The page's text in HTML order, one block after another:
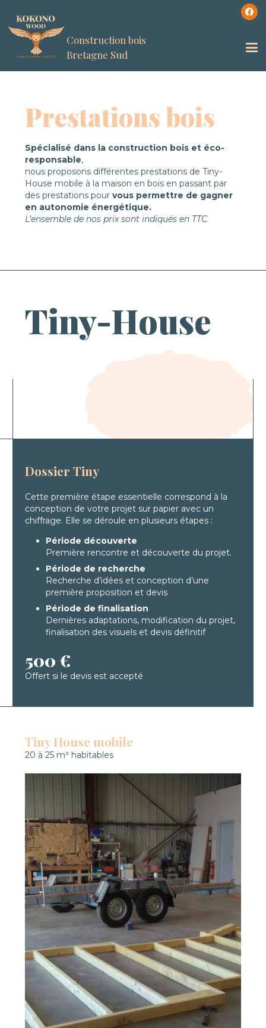
Construction bois
Bretagne Sud
Prestations bois
Spécialisé dans la construction bois et éco-
responsable,
nous proposons différentes prestations de Tiny-
House mobile à la maison en bois en passant par
des prestations pour vous permettre de gagner
en autonomie énergétique.
L’ensemble de nos prix sont indiqués en TTC
Tiny-House
Dossier Tiny
Cette première étape essentielle correspond à la
conception de votre projet sur papier avec un
chiffrage. Elle se déroule en plusieurs étapes :
Période découverte
Première rencontre et découverte du projet.
Période de recherche
Recherche d’idées et conception d’une
première proposition et devis
Période de finalisation
Dernières adaptations, modification du projet,
finalisation des visuels et devis définitif
500 €
Offert si le devis est accepté
Tiny House mobile
20 à 25 m² habitables